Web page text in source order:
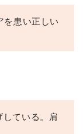
を患い正しい
ている。肩